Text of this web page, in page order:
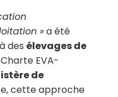
»a été
des élevages de
Charte EVA-
de
cette approche